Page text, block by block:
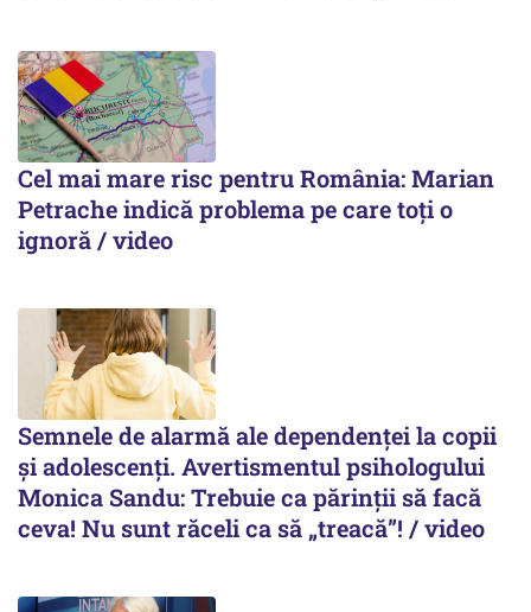
Cel mai mare risc pentru România: Marian
Petrache indică problema pe care toți o
ignoră / video
Semnele de alarmă ale dependenței la copii
și adolescenți. Avertismentul psihologului
Monica Sandu: Trebuie ca părinții să facă
ceva! Nu sunt răceli ca să „treacă”! / video